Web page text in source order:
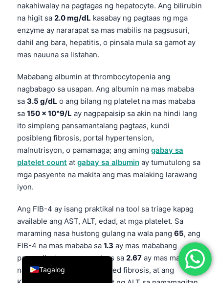
nakahiwalay na pagtagas ng hepatocyte. Ang bilirubin
na higit sa 2.0 mg/dL kasabay ng pagtaas ng mga
enzyme ay nararapat sa mas mabilis na pagsusuri,
dahil ang bara, hepatitis, o pinsala mula sa gamot ay
mas nauuna sa listahan.
Mababang albumin at thrombocytopenia ang
nagbabago sa usapan. Ang albumin na mas mababa
sa 3.5 g/dL o ang bilang ng platelet na mas mababa
sa 150 × 10^9/L ay nagpapaisip sa akin na hindi lang
ito simpleng pansamantalang pagtaas, kundi
posibleng fibrosis, portal hypertension,
malnutrisyon, o pamamaga; ang aming gabay sa
platelet count at gabay sa albumin ay tumutulong sa
mga pasyente na makita ang mas malaking larawang
iyon.
Ang FIB-4 ay isang praktikal na tool sa triage kapag
available ang AST, ALT, edad, at mga platelet. Sa
maraming nasa hustong gulang na wala pang 65, ang
FIB-4 na mas mababa sa 1.3 ay mas mababang
panganib at ang mas mataas sa 2.67 ay mas mataas
na panganib para sa advanced fibrosis, at ang
Tagalog
English
Deutsch
العربية
Français
Italiano
Español
Português
Ελληνικά
Türkçe
Română
简体中文
فارسی
Български
Dansk
Nederlands